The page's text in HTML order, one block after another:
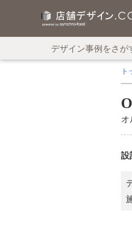
デザイン事例をさが
ト
オ
設